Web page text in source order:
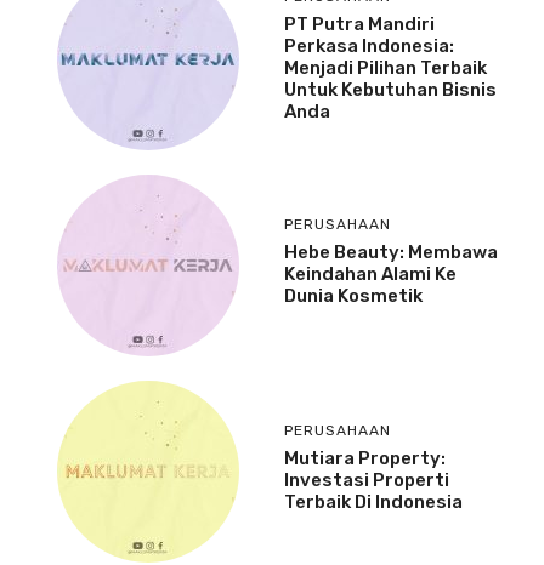
PT Putra Mandiri
Perkasa Indonesia:
Menjadi Pilihan Terbaik
Untuk Kebutuhan Bisnis
Anda
PERUSAHAAN
Hebe Beauty: Membawa
Keindahan Alami Ke
Dunia Kosmetik
PERUSAHAAN
Mutiara Property:
Investasi Properti
Terbaik Di Indonesia